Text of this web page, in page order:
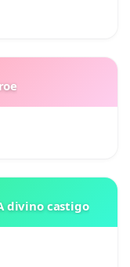
divino castigo